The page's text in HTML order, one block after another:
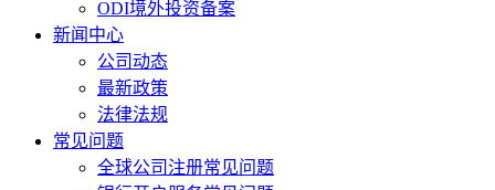
ODI境外投资备案
新闻中心
公司动态
最新政策
法律法规
常见问题
全球公司注册常见问题